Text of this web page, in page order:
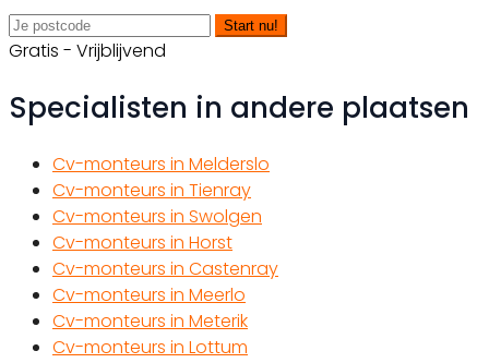
Start nu!
Gratis - Vrijblijvend
Specialisten in andere plaatsen
Cv-monteurs in Melderslo
Cv-monteurs in Tienray
Cv-monteurs in Swolgen
Cv-monteurs in Horst
Cv-monteurs in Castenray
Cv-monteurs in Meerlo
Cv-monteurs in Meterik
Cv-monteurs in Lottum